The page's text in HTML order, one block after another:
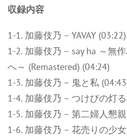
収録内容
1-1. 加藤伎乃 – YAVAY (03:22)
1-2. 加藤伎乃 – say ha ～無
へ～ (Remastered) (04:24)
1-3. 加藤伎乃 – 鬼と私
1-4. 加藤伎乃 – つけびの灯
1-5. 加藤伎乃 – 第二婦人懇
1-6. 加藤伎乃 – 花売りの少